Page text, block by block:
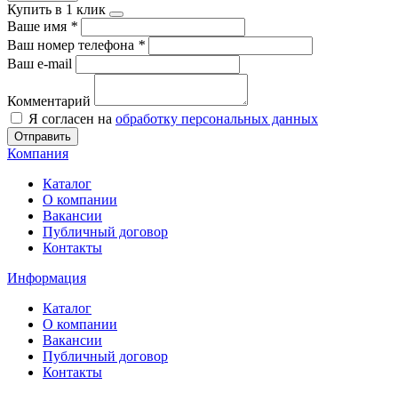
Купить в 1 клик
Ваше имя *
Ваш номер телефона *
Ваш e-mail
Комментарий
Я согласен на обработку персональных данных
Отправить
Компания
Каталог
О компании
Вакансии
Публичный договор
Контакты
Информация
Каталог
О компании
Вакансии
Публичный договор
Контакты